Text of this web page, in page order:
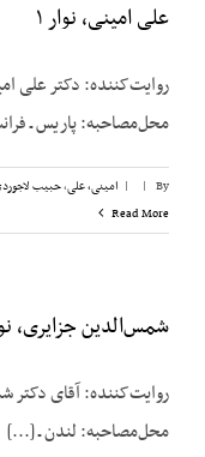
علی امینی، نوار ۱
محل‌مصاحبه: پاریس ـ
By
|
| امینی، علی,حبیب
Read More
شمس‌الدین جزایری،
محل‌مصاحبه: لندن ـ [...]